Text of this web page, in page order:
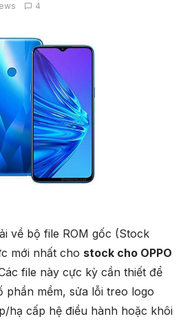
4
về bộ file ROM gốc (Stock
mới nhất cho stock cho OPPO
file này cực kỳ cần thiết để
phần mềm, sửa lỗi treo logo
hạ cấp hệ điều hành hoặc khôi